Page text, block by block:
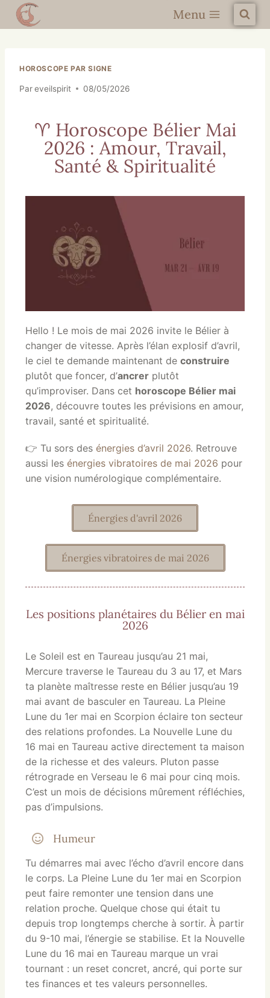
Menu
HOROSCOPE PAR SIGNE
Pareveilspirit 08/05/2026
♈ Horoscope Bélier Mai
2026 : Amour, Travail,
Santé & Spiritualité
Hello ! Le mois de mai 2026 invite le Bélier à
changer de vitesse. Après l’élan explosif d’avril,
le ciel te demande maintenant de construire
plutôt que foncer, d’ancrer plutôt
qu’improviser. Dans cet horoscope Bélier mai
2026, découvre toutes les prévisions en amour,
travail, santé et spiritualité.
👉 Tu sors des énergies d’avril 2026. Retrouve
aussi les énergies vibratoires de mai 2026 pour
une vision numérologique complémentaire.
Énergies d'avril 2026
Énergies vibratoires de mai 2026
Les positions planétaires du Bélier en mai
2026
Le Soleil est en Taureau jusqu’au 21 mai,
Mercure traverse le Taureau du 3 au 17, et Mars
ta planète maîtresse reste en Bélier jusqu’au 19
mai avant de basculer en Taureau. La Pleine
Lune du 1er mai en Scorpion éclaire ton secteur
des relations profondes. La Nouvelle Lune du
16 mai en Taureau active directement ta maison
de la richesse et des valeurs. Pluton passe
rétrograde en Verseau le 6 mai pour cinq mois.
C’est un mois de décisions mûrement réfléchies,
pas d’impulsions.
Humeur
Tu démarres mai avec l’écho d’avril encore dans
le corps. La Pleine Lune du 1er mai en Scorpion
peut faire remonter une tension dans une
relation proche. Quelque chose qui était tu
depuis trop longtemps cherche à sortir. À partir
du 9-10 mai, l’énergie se stabilise. Et la Nouvelle
Lune du 16 mai en Taureau marque un vrai
tournant : un reset concret, ancré, qui porte sur
tes finances et tes valeurs personnelles.